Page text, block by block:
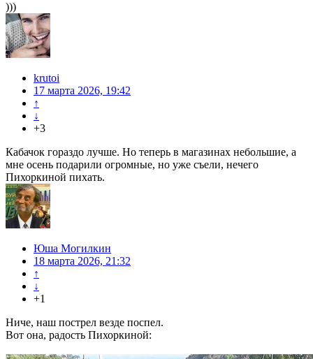
)))
krutoi
17 марта 2026, 19:42
↑
↓
+3
Кабачок гораздо лучше. Но теперь в магазинах небольшие, а
мне осень подарили огромные, но уже съели, нечего
Пихоркиной пихать.
Юша Могилкин
18 марта 2026, 21:32
↑
↓
+1
Ниче, наш пострел везде поспел.
Вот она, радость Пихоркиной: